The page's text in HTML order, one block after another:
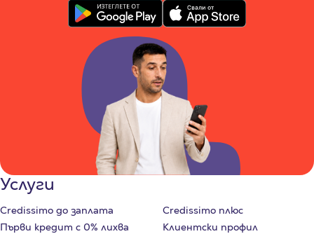
Услуги
Credissimo до заплата
Credissimo плюс
Първи кредит с 0% лихва
Клиентски профил